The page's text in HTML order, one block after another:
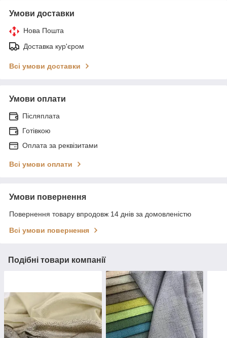
Умови доставки
Нова Пошта
Доставка кур'єром
Всі умови доставки
Умови оплати
Післяплата
Готівкою
Оплата за реквізитами
Всі умови оплати
Умови повернення
Повернення товару впродовж 14 днів за домовленістю
Всі умови повернення
Подібні товари компанії